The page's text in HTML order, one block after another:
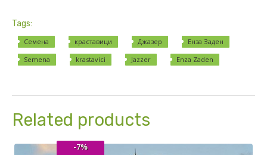
Tags:
Семена краставици Джазер
Енза Заден
Semena
krastavici Jazzer Enza Zaden
Related products
-7%